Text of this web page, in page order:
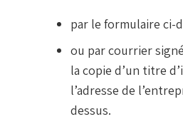
par le formulaire ci-
ou par courrier
la copie d’un titre
l’adresse de
dessus.